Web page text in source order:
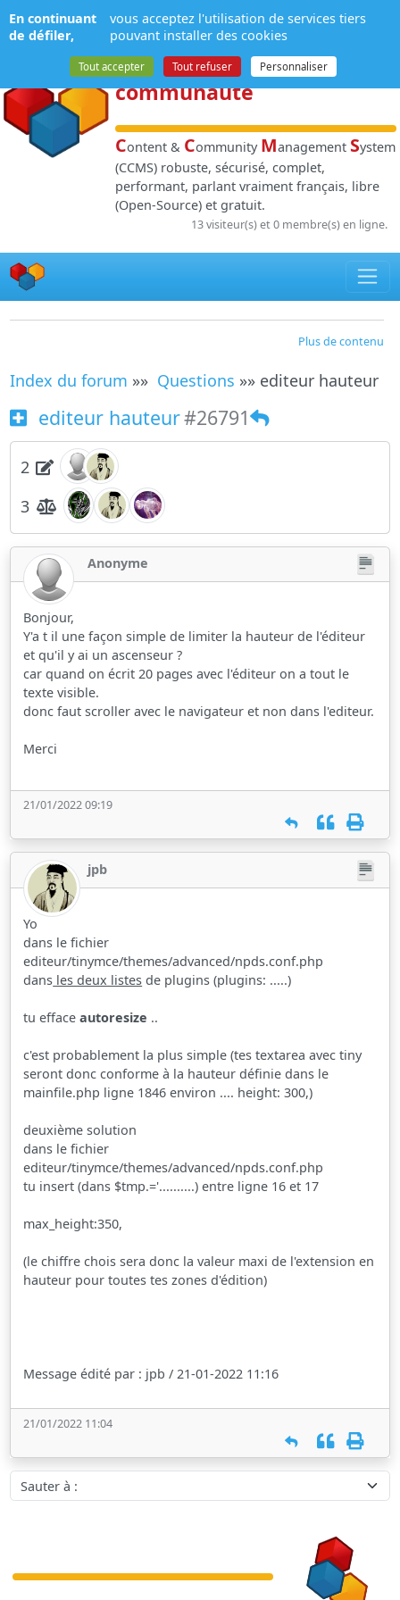
NPDS:Gestion de
contenuet de
communauté
Content & Community Management System
(CCMS) robuste, sécurisé, complet,
performant, parlant vraiment français, libre
(Open-Source) et gratuit.
13 visiteur(s) et 0 membre(s) en ligne.
Plus de contenu
Index du forum »» Questions »» editeur hauteur
editeur hauteur#26791
2
3
Anonyme
Bonjour,
Y'a t il une façon simple de limiter la hauteur de l'éditeur
et qu'il y ai un ascenseur ?
car quand on écrit 20 pages avec l'éditeur on a tout le
texte visible.
donc faut scroller avec le navigateur et non dans l'editeur.
Merci
21/01/2022 09:19
jpb
Yo
dans le fichier
editeur/tinymce/themes/advanced/npds.conf.php
dans les deux listes de plugins (plugins: .....)
tu effaceautoresize ..
c'est probablement la plus simple (tes textarea avec tiny
seront donc conforme à la hauteur définie dans le
mainfile.php ligne 1846 environ .... height: 300,)
deuxième solution
dans le fichier
editeur/tinymce/themes/advanced/npds.conf.php
tu insert (dans $tmp.='..........) entre ligne 16 et 17
max_height:350,
(le chiffre chois sera donc la valeur maxi de l'extension en
hauteur pour toutes tes zones d'édition)
Message édité par : jpb / 21-01-2022 11:16
21/01/2022 11:04
Sauter à :
Panneau de gestion des cookies
En continuant
de défiler,
vous acceptez l'utilisation de services tiers
pouvant installer des cookies
Tout accepter Tout refuser Personnaliser